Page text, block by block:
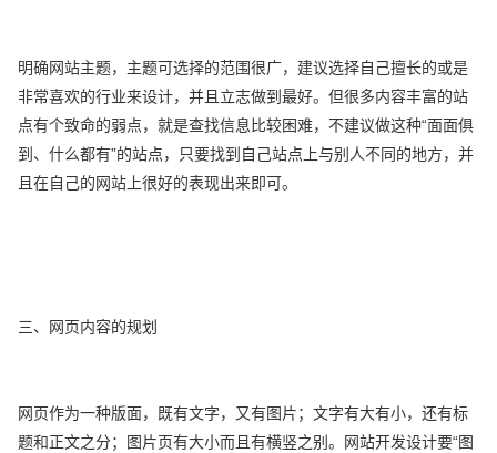
明确网站主题，主题可选择的范围很广，建议选择自己擅长的或是
非常喜欢的行业来设计，并且立志做到最好。但很多内容丰富的站
点有个致命的弱点，就是查找信息比较困难，不建议做这种“面面俱
到、什么都有”的站点，只要找到自己站点上与别人不同的地方，并
且在自己的网站上很好的表现出来即可。
三、网页内容的规划
网页作为一种版面，既有文字，又有图片；文字有大有小，还有标
题和正文之分；图片页有大小而且有横竖之别。网站开发设计要“图